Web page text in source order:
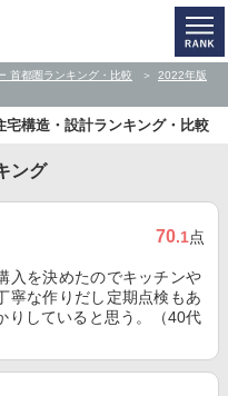
首都圏ランキング・比較
2022年版
宅構造・設計ランキング・比較
ング
70.1点
入を決めたのでキッチンや
寧な作りだし定期点検もあ
りしていると思う。（40代